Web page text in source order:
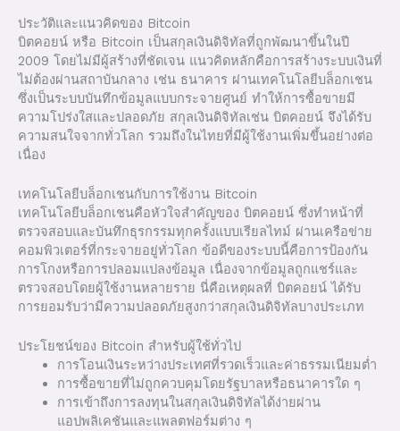
ประวัติและแนวคิดของ Bitcoin
บิตคอยน์ หรือ Bitcoin เป็นสกุลเงินดิจิทัลที่ถูกพัฒนาขึ้นในปี
2009 โดยไม่มีผู้สร้างที่ชัดเจน แนวคิดหลักคือการสร้างระบบเงินที่
ไม่ต้องผ่านสถาบันกลาง เช่น ธนาคาร ผ่านเทคโนโลยีบล็อกเชน
ซึ่งเป็นระบบบันทึกข้อมูลแบบกระจายศูนย์ ทำให้การซื้อขายมี
ความโปร่งใสและปลอดภัย สกุลเงินดิจิทัลเช่น บิตคอยน์ จึงได้รับ
ความสนใจจากทั่วโลก รวมถึงในไทยที่มีผู้ใช้งานเพิ่มขึ้นอย่างต่อ
เนื่อง
เทคโนโลยีบล็อกเชนกับการใช้งาน Bitcoin
เทคโนโลยีบล็อกเชนคือหัวใจสำคัญของ บิตคอยน์ ซึ่งทำหน้าที่
ตรวจสอบและบันทึกธุรกรรมทุกครั้งแบบเรียลไทม์ ผ่านเครือข่าย
คอมพิวเตอร์ที่กระจายอยู่ทั่วโลก ข้อดีของระบบนี้คือการป้องกัน
การโกงหรือการปลอมแปลงข้อมูล เนื่องจากข้อมูลถูกแชร์และ
ตรวจสอบโดยผู้ใช้งานหลายราย นี่คือเหตุผลที่ บิตคอยน์ ได้รับ
การยอมรับว่ามีความปลอดภัยสูงกว่าสกุลเงินดิจิทัลบางประเภท
ประโยชน์ของ Bitcoin สำหรับผู้ใช้ทั่วไป
การโอนเงินระหว่างประเทศที่รวดเร็วและค่าธรรมเนียมต่ำ
การซื้อขายที่ไม่ถูกควบคุมโดยรัฐบาลหรือธนาคารใด ๆ
การเข้าถึงการลงทุนในสกุลเงินดิจิทัลได้ง่ายผ่าน
แอปพลิเคชันและแพลตฟอร์มต่าง ๆ